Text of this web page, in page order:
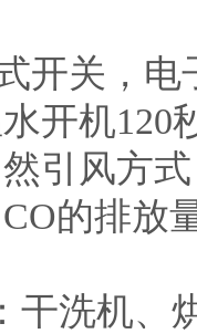
开关，
开机120
引风方
的排放
干洗机、